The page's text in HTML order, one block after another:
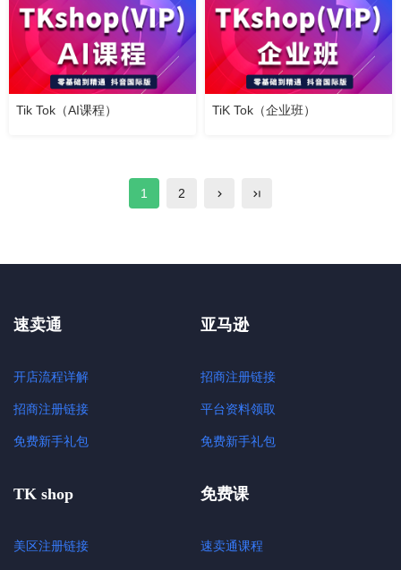
Tik Tok（AI课程） TiK Tok（企业班）
1 2
速卖通
开店流程详解
招商注册链接
免费新手礼包
亚马逊
招商注册链接
平台资料领取
免费新手礼包
TK shop
美区注册链接
免费课
速卖通课程